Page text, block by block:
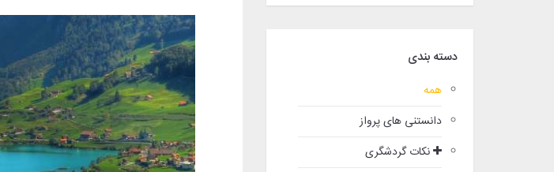
دسته بندی
همه
دانستنی های پرواز
نکات گردشگری